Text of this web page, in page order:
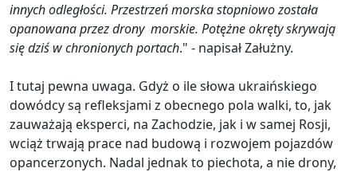
innych odległości. Przestrzeń morska stopniowo została
opanowana przez drony morskie. Potężne okręty skrywają
się dziś w chronionych portach." - napisał Załużny.
I tutaj pewna uwaga. Gdyż o ile słowa ukraińskiego
dowódcy są refleksjami z obecnego pola walki, to, jak
zauważają eksperci, na Zachodzie, jak i w samej Rosji,
wciąż trwają prace nad budową i rozwojem pojazdów
opancerzonych. Nadal jednak to piechota, a nie drony,